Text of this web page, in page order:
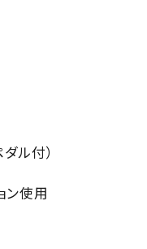
ル付）
ン使用